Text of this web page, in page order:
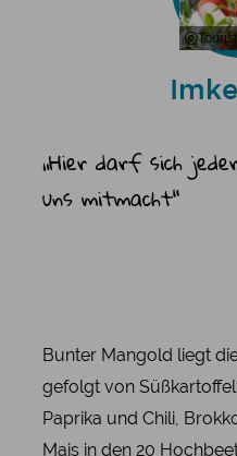
„Hier darf sich
uns mitmacht“
Bunter Mangold liegt
gefolgt von
Paprika und Chili,
Mais in den 20